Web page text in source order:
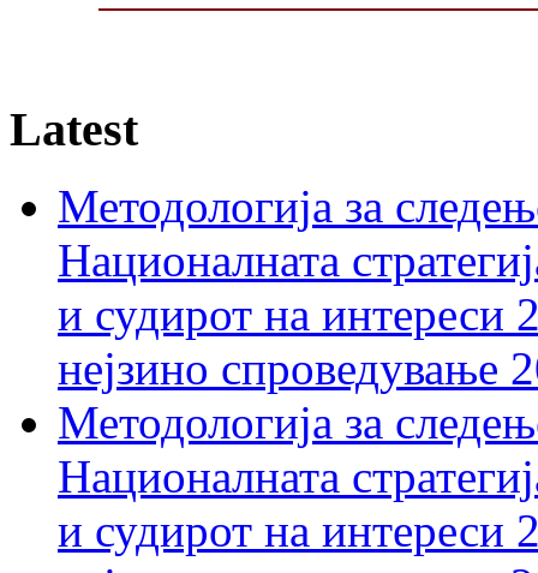
Latest
Методологија за
Националната
и судирот на интереси
нејзино спроведување
Методологија за
Националната
и судирот на интереси